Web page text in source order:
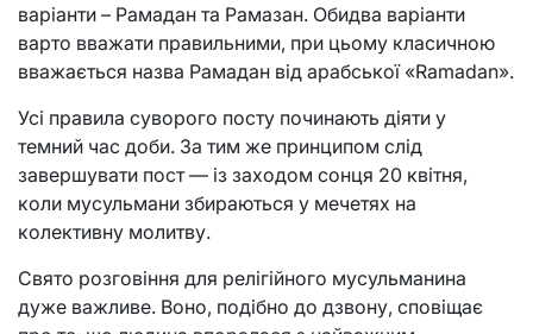
варіанти – Рамадан та Рамазан. Обидва варіанти
варто вважати правильними, при цьому класичною
вважається назва Рамадан від арабської «Ramadan».
Усі правила суворого посту починають діяти у
темний час доби. За тим же принципом слід
завершувати пост — із заходом сонця 20 квітня,
коли мусульмани збираються у мечетях на
колективну молитву.
Свято розговіння для релігійного мусульманина
дуже важливе. Воно, подібно до дзвону, сповіщає